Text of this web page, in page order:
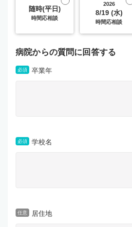
随時(平日)
時間応相談
2026
8/19 (水)
時間応相談
病院からの質問に回答する
必須 卒業年
必須 学校名
任意 居住地